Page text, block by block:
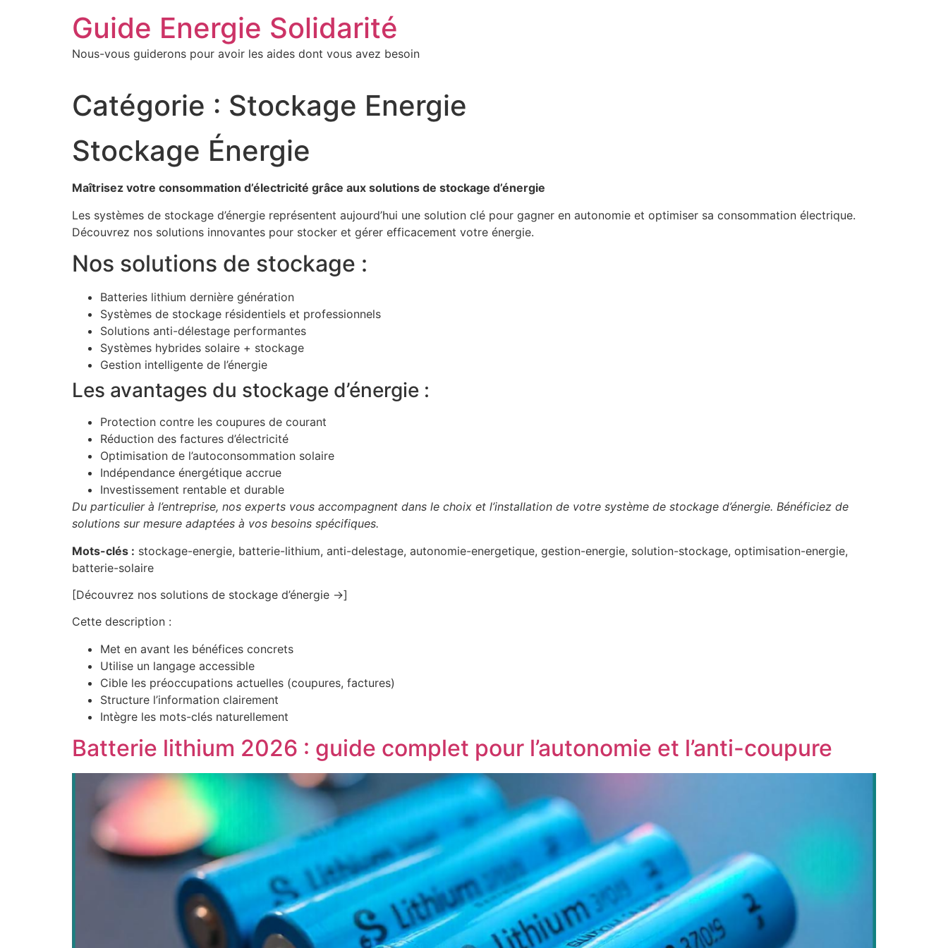
Guide Energie Solidarité
Nous-vous guiderons pour avoir les aides dont vous avez besoin
Catégorie : Stockage Energie
Stockage Énergie
Maîtrisez votre consommation d’électricité grâce aux solutions de stockage d’énergie
Les systèmes de stockage d’énergie représentent aujourd’hui une solution clé pour gagner en autonomie et optimiser sa consommation électrique.
Découvrez nos solutions innovantes pour stocker et gérer efficacement votre énergie.
Nos solutions de stockage :
Batteries lithium dernière génération
Systèmes de stockage résidentiels et professionnels
Solutions anti-délestage performantes
Systèmes hybrides solaire + stockage
Gestion intelligente de l’énergie
Les avantages du stockage d’énergie :
Protection contre les coupures de courant
Réduction des factures d’électricité
Optimisation de l’autoconsommation solaire
Indépendance énergétique accrue
Investissement rentable et durable
Du particulier à l’entreprise, nos experts vous accompagnent dans le choix et l’installation de votre système de stockage d’énergie. Bénéficiez de
solutions sur mesure adaptées à vos besoins spécifiques.
Mots-clés : stockage-energie, batterie-lithium, anti-delestage, autonomie-energetique, gestion-energie, solution-stockage, optimisation-energie,
batterie-solaire
[Découvrez nos solutions de stockage d’énergie →]
Cette description :
Met en avant les bénéfices concrets
Utilise un langage accessible
Cible les préoccupations actuelles (coupures, factures)
Structure l’information clairement
Intègre les mots-clés naturellement
Batterie lithium 2026 : guide complet pour l’autonomie et l’anti-coupure